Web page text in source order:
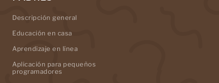
Descripción general
Educación en casa
Aprendizaje en línea
Aplicación para pequeños
programadores